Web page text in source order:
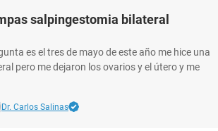
salpingestomia bilateral
es el tres de mayo de este año me hice una
pero me dejaron los ovarios y el útero y me
Dr. Carlos Salinas